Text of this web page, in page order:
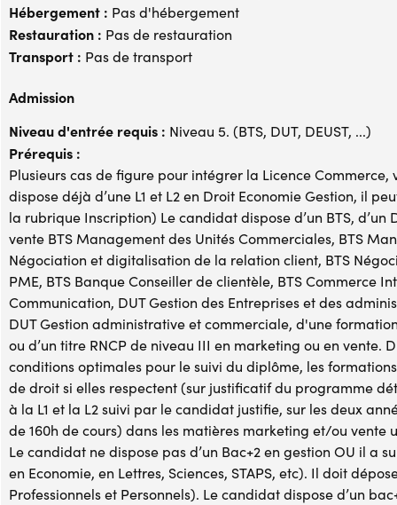
Hébergement : Pas d'hébergement
Restauration : Pas de restauration
Transport : Pas de transport
Admission
Niveau d'entrée requis : Niveau 5. (BTS, DUT, DEUST, ...)
Prérequis :
Plusieurs cas de figure pour intégrer la Licence
dispose déjà d’une L1 et L2 en Droit Economie Gestion, il
la rubrique Inscription) Le candidat dispose d’un BTS,
vente BTS Management des Unités Commerciales, BTS
Négociation et digitalisation de la relation client, BTS
PME, BTS Banque Conseiller de clientèle, BTS Commerce
Communication, DUT Gestion des Entreprises et des
DUT Gestion administrative et commerciale, d'une
ou d’un titre RNCP de niveau III en marketing ou en vente.
conditions optimales pour le suivi du diplôme, les
de droit si elles respectent (sur justificatif du programme
à la L1 et la L2 suivi par le candidat justifie, sur les deux
de 160h de cours) dans les matières marketing et/ou vente
Le candidat ne dispose pas d’un Bac+2 en gestion OU il a
en Economie, en Lettres, Sciences, STAPS, etc). Il doit
Professionnels et Personnels). Le candidat dispose d’un